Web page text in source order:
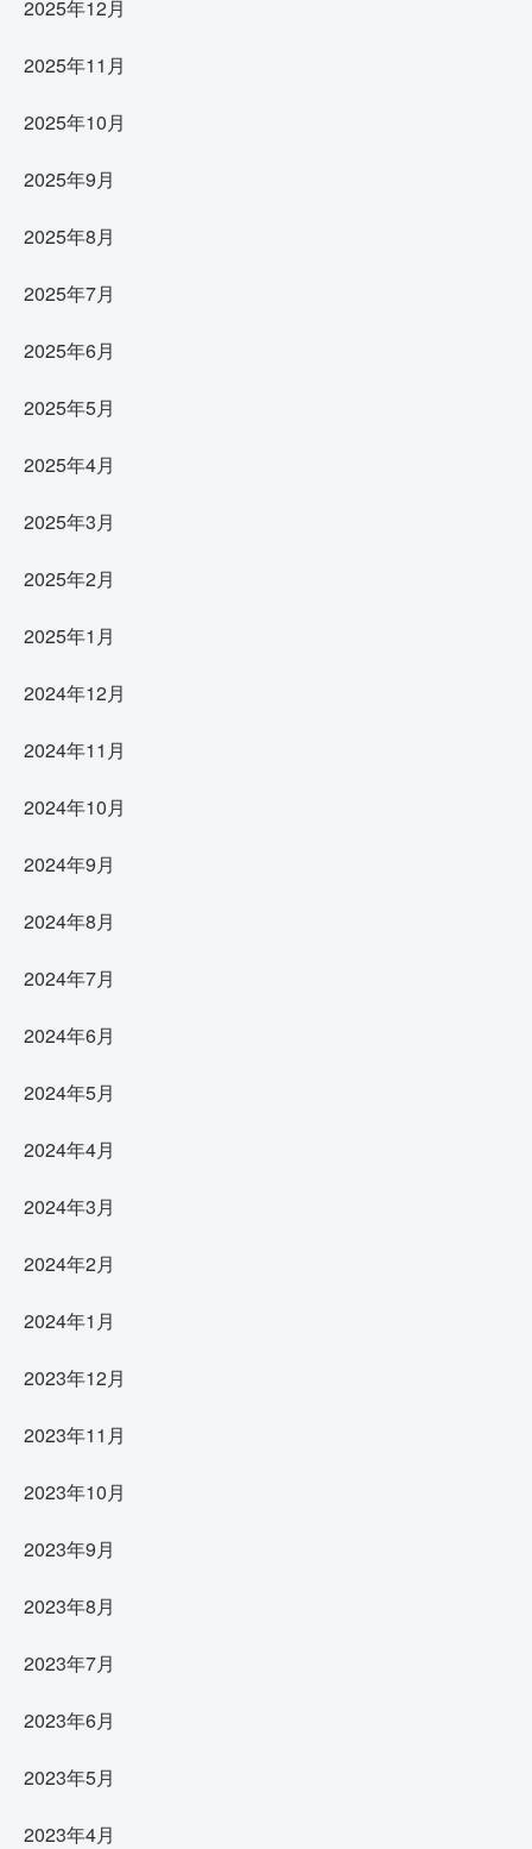
2025年12月
2025年11月
2025年10月
2025年9月
2025年8月
2025年7月
2025年6月
2025年5月
2025年4月
2025年3月
2025年2月
2025年1月
2024年12月
2024年11月
2024年10月
2024年9月
2024年8月
2024年7月
2024年6月
2024年5月
2024年4月
2024年3月
2024年2月
2024年1月
2023年12月
2023年11月
2023年10月
2023年9月
2023年8月
2023年7月
2023年6月
2023年5月
2023年4月